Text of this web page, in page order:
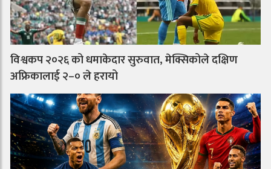
विश्वकप २०२६ को धमाकेदार सुरुवात, मेक्सिकोले दक्षिण
अफ्रिकालाई २–० ले हरायो